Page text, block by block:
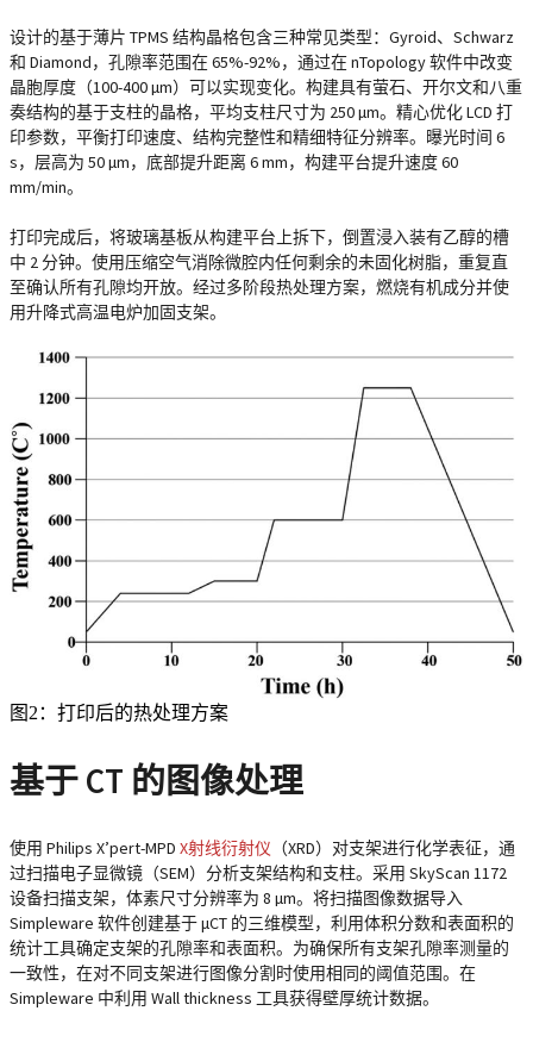
设计的基于薄片 TPMS 结构晶格包含三种常见类型：Gyroid、Schwarz
和 Diamond，孔隙率范围在 65%-92%，通过在 nTopology 软件中改变
晶胞厚度（100-400 µm）可以实现变化。构建具有萤石、开尔文和八重
奏结构的基于支柱的晶格，平均支柱尺寸为 250 µm。精心优化 LCD 打
印参数，平衡打印速度、结构完整性和精细特征分辨率。曝光时间 6
s，层高为 50 µm，底部提升距离 6 mm，构建平台提升速度 60
mm/min。
打印完成后，将玻璃基板从构建平台上拆下，倒置浸入装有乙醇的槽
中 2 分钟。使用压缩空气消除微腔内任何剩余的未固化树脂，重复直
至确认所有孔隙均开放。经过多阶段热处理方案，燃烧有机成分并使
用升降式高温电炉加固支架。
图2：打印后的热处理方案
基于 CT 的图像处理
使用 Philips X’pert-MPD X射线衍射仪 （XRD）对支架进行化学表征，通
过扫描电子显微镜（SEM）分析支架结构和支柱。采用 SkyScan 1172
设备扫描支架，体素尺寸分辨率为 8 µm。将扫描图像数据导入
Simpleware 软件创建基于 μCT 的三维模型，利用体积分数和表面积的
统计工具确定支架的孔隙率和表面积。为确保所有支架孔隙率测量的
一致性，在对不同支架进行图像分割时使用相同的阈值范围。在
Simpleware 中利用 Wall thickness 工具获得壁厚统计数据。